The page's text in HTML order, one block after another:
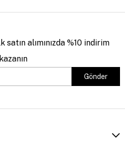
alımınızda %10 indirim
kazanın
Gönder